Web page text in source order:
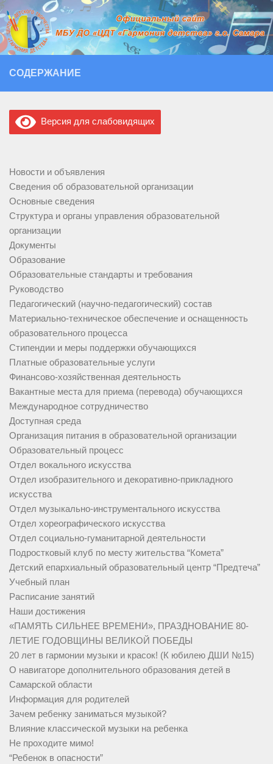
Перейти к содержимому
СОДЕРЖАНИЕ
Версия для слабовидящих
Новости и объявления
Сведения об образовательной организации
Основные сведения
Структура и органы управления образовательной
организации
Документы
Образование
Образовательные стандарты и требования
Руководство
Педагогический (научно-педагогический) состав
Материально-техническое обеспечение и оснащенность
образовательного процесса
Стипендии и меры поддержки обучающихся
Платные образовательные услуги
Финансово-хозяйственная деятельность
Вакантные места для приема (перевода) обучающихся
Международное сотрудничество
Доступная среда
Организация питания в образовательной организации
Образовательный процесс
Отдел вокального искусства
Отдел изобразительного и декоративно-прикладного
искусства
Отдел музыкально-инструментального искусства
Отдел хореографического искусства
Отдел социально-гуманитарной деятельности
Подростковый клуб по месту жительства “Комета”
Детский епархиальный образовательный центр “Предтеча”
Учебный план
Расписание занятий
Наши достижения
«ПАМЯТЬ СИЛЬНЕЕ ВРЕМЕНИ», ПРАЗДНОВАНИЕ 80-
ЛЕТИЕ ГОДОВЩИНЫ ВЕЛИКОЙ ПОБЕДЫ
20 лет в гармонии музыки и красок! (К юбилею ДШИ №15)
О навигаторе дополнительного образования детей в
Самарской области
Информация для родителей
Зачем ребенку заниматься музыкой?
Влияние классической музыки на ребенка
Не проходите мимо!
“Ребенок в опасности”